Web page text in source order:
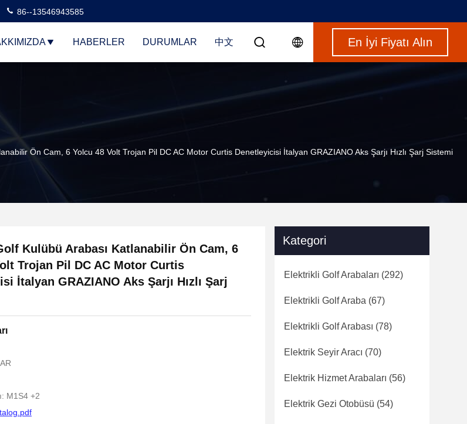
86--13546943585
HABERLER DURUMLAR 中文 En İyi Fiyatı Alın
Ön Cam, 6 Yolcu 48 Volt Trojan Pil DC AC Motor Curtis Denetleyicisi İtalyan GRAZIANO Aks Şarjı Hızlı Şarj Sistemi
Kulübü Arabası Katlanabilir Ön Cam, 6
Trojan Pil DC AC Motor Curtis
İtalyan GRAZIANO Aks Şarjı Hızlı Şarj
M1S4 +2
Kategori
Elektrikli Golf Arabaları (292)
Elektrikli Golf Araba (67)
Elektrikli Golf Arabası (78)
Elektrik Seyir Aracı (70)
Elektrik Hizmet Arabaları (56)
Elektrik Gezi Otobüsü (54)